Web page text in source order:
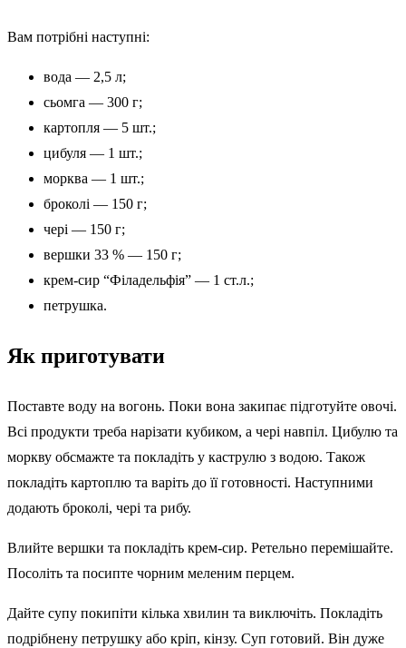
Вам потрібні наступні:
вода — 2,5 л;
сьомга — 300 г;
картопля — 5 шт.;
цибуля — 1 шт.;
морква — 1 шт.;
броколі — 150 г;
чері — 150 г;
вершки 33 % — 150 г;
крем-сир “Філадельфія” — 1 ст.л.;
петрушка.
Як приготувати
Поставте воду на вогонь. Поки вона закипає підготуйте овочі.
Всі продукти треба нарізати кубиком, а чері навпіл. Цибулю та
моркву обсмажте та покладіть у каструлю з водою. Також
покладіть картоплю та варіть до її готовності. Наступними
додають броколі, чері та рибу.
Влийте вершки та покладіть крем-сир. Ретельно перемішайте.
Посоліть та посипте чорним меленим перцем.
Дайте супу покипіти кілька хвилин та виключіть. Покладіть
подрібнену петрушку або кріп, кінзу. Суп готовий. Він дуже